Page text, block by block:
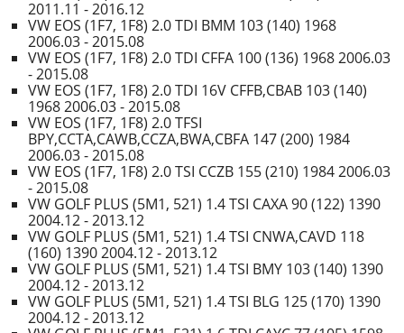
2011.11 - 2016.12
VW EOS (1F7, 1F8) 2.0 TDI BMM 103 (140) 1968
2006.03 - 2015.08
VW EOS (1F7, 1F8) 2.0 TDI CFFA 100 (136) 1968 2006.03
- 2015.08
VW EOS (1F7, 1F8) 2.0 TDI 16V CFFB,CBAB 103 (140)
1968 2006.03 - 2015.08
VW EOS (1F7, 1F8) 2.0 TFSI
BPY,CCTA,CAWB,CCZA,BWA,CBFA 147 (200) 1984
2006.03 - 2015.08
VW EOS (1F7, 1F8) 2.0 TSI CCZB 155 (210) 1984 2006.03
- 2015.08
VW GOLF PLUS (5M1, 521) 1.4 TSI CAXA 90 (122) 1390
2004.12 - 2013.12
VW GOLF PLUS (5M1, 521) 1.4 TSI CNWA,CAVD 118
(160) 1390 2004.12 - 2013.12
VW GOLF PLUS (5M1, 521) 1.4 TSI BMY 103 (140) 1390
2004.12 - 2013.12
VW GOLF PLUS (5M1, 521) 1.4 TSI BLG 125 (170) 1390
2004.12 - 2013.12